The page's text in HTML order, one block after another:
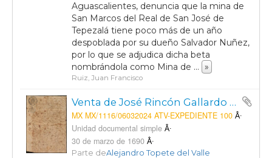
Aguascalientes, denuncia que la mina de
San Marcos del Real de San José de
Tepezalá tiene poco más de un año
despoblada por su dueño Salvador Nuñez,
por lo que se adjudica dicha beta
nombrándola como Mina de ... »
Ruiz, Juan Francisco
Venta de José Rincón Gallardo de un solar.
MX MX/1116/06032024 ATV-EXPEDIENTE 100
Unidad documental simple
30 de marzo de 1690
Parte deAlejandro Topete del Valle